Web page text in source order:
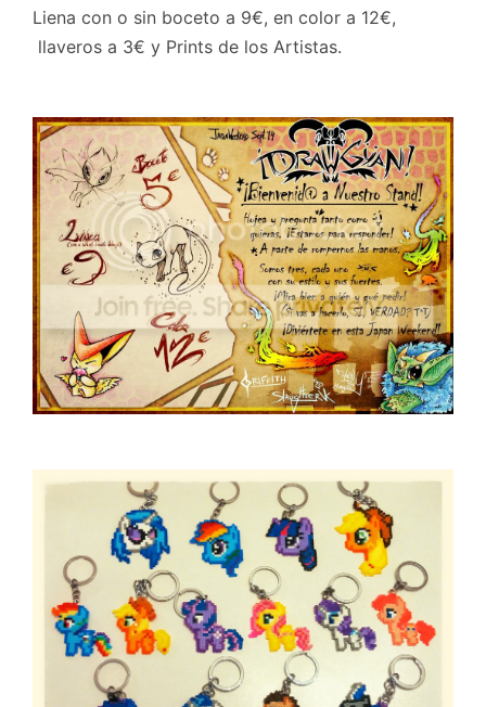
Liena con o sin boceto a 9€, en color a 12€,
llaveros a 3€ y Prints de los Artistas.